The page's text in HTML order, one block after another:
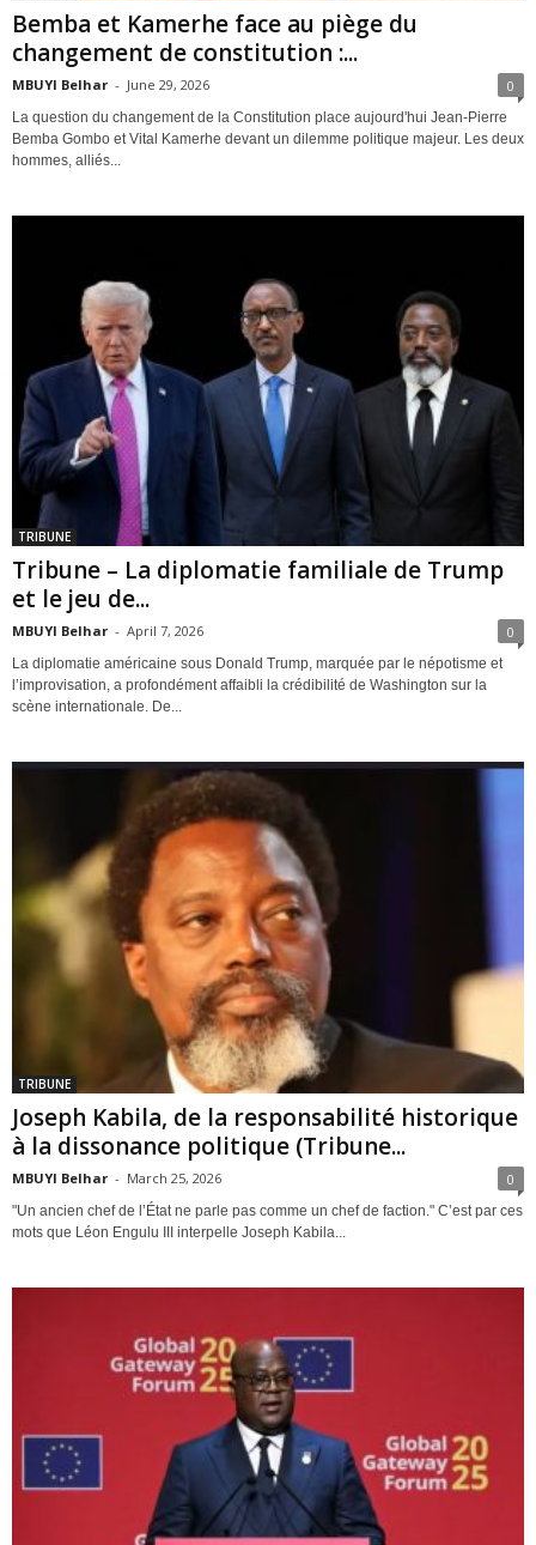
Bemba et Kamerhe face au piège du
changement de constitution :...
MBUYI Belhar - June 29, 2026 0
La question du changement de la Constitution place aujourd'hui Jean-Pierre
Bemba Gombo et Vital Kamerhe devant un dilemme politique majeur. Les deux
hommes, alliés...
TRIBUNE
Tribune – La diplomatie familiale de Trump
et le jeu de...
MBUYI Belhar - April 7, 2026 0
La diplomatie américaine sous Donald Trump, marquée par le népotisme et
l’improvisation, a profondément affaibli la crédibilité de Washington sur la
scène internationale. De...
TRIBUNE
Joseph Kabila, de la responsabilité historique
à la dissonance politique (Tribune...
MBUYI Belhar - March 25, 2026 0
"Un ancien chef de l’État ne parle pas comme un chef de faction." C’est par ces
mots que Léon Engulu III interpelle Joseph Kabila...